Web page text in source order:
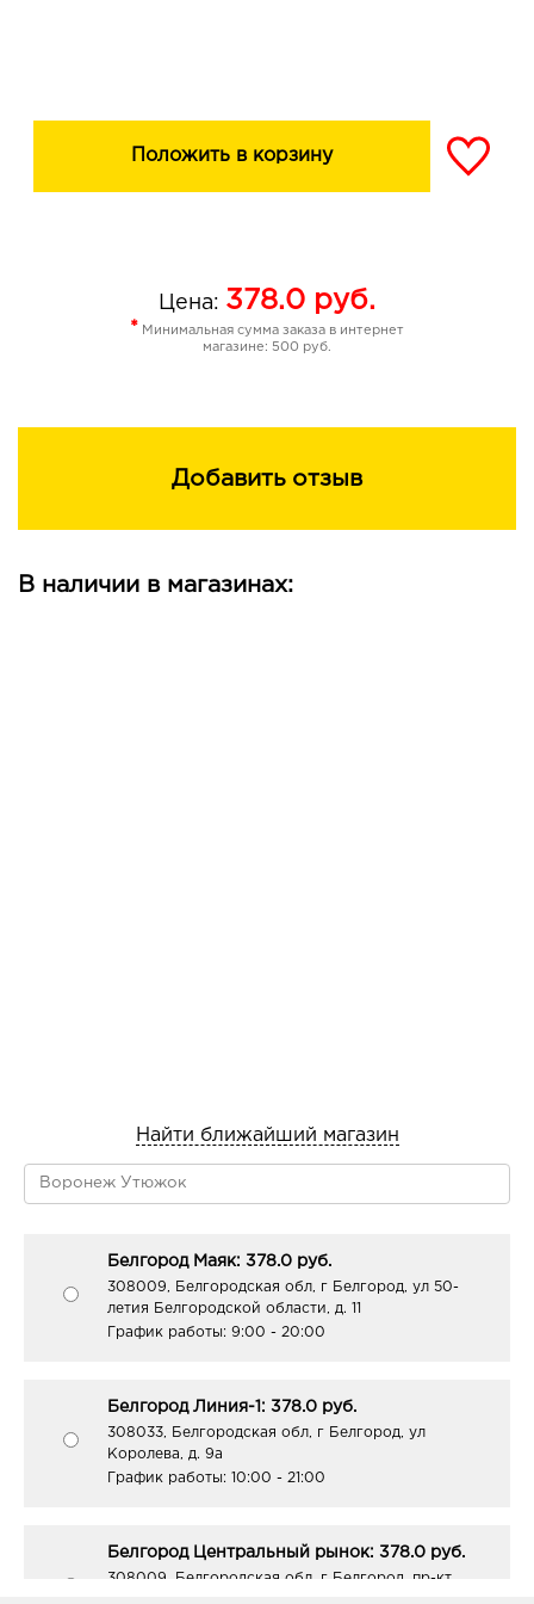
роскошные оттенки позволяют легко сделать выбор
натуральных компонентов
Положить в корзину
Цена: 378.0 руб.
* Минимальная сумма заказа в интернет
магазине: 500 руб.
Добавить отзыв
В наличии в магазинах:
Найти ближайший магазин
Белгород Маяк: 378.0 руб.
308009, Белгородская обл, г Белгород, ул 50-
летия Белгородской области, д. 11
График работы: 9:00 - 20:00
Белгород Линия-1: 378.0 руб.
308033, Белгородская обл, г Белгород, ул
Королева, д. 9а
График работы: 10:00 - 21:00
Белгород Центральный рынок: 378.0 руб.
308009, Белгородская обл, г Белгород, пр-кт